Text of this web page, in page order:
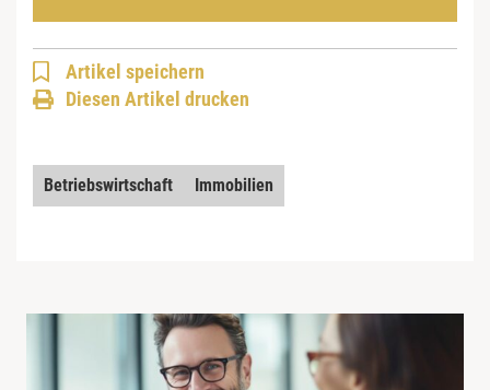
Artikel speichern
Diesen Artikel drucken
Betriebswirtschaft Immobilien